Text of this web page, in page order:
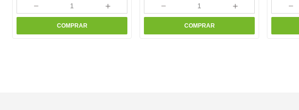
＋
－
COMPRAR
＋
－
COMPRAR
－